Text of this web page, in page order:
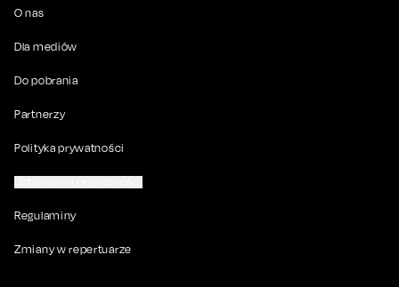
O nas
Dla mediów
Do pobrania
Partnerzy
Polityka prywatności
Regulaminy
Zmiany w repertuarze